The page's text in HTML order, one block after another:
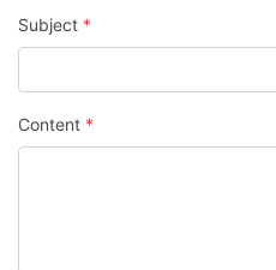
Subject *
Content *